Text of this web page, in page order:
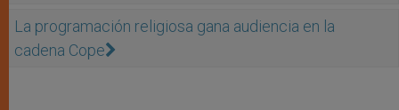
La programación religiosa gana audiencia en la
cadena Cope